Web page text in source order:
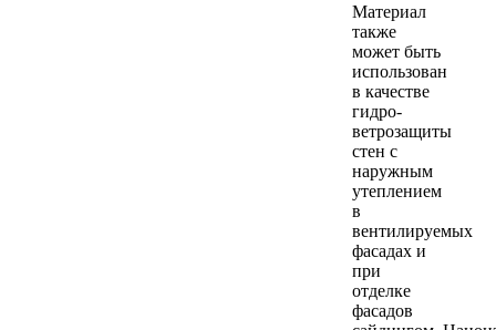
Материал
также
может быть
использован
в качестве
гидро-
ветрозащиты
стен с
наружным
утеплением
в
вентилируемых
фасадах и
при
отделке
фасадов